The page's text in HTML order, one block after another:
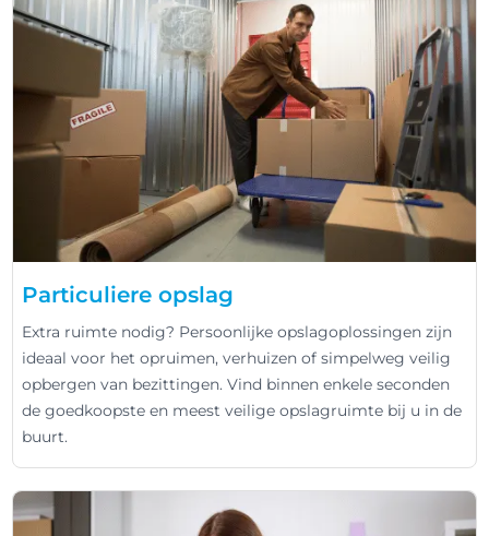
Particuliere opslag
Extra ruimte nodig? Persoonlijke opslagoplossingen zijn
ideaal voor het opruimen, verhuizen of simpelweg veilig
opbergen van bezittingen. Vind binnen enkele seconden
de goedkoopste en meest veilige opslagruimte bij u in de
buurt.